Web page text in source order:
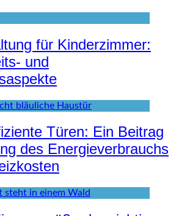
für Kinderzimmer:
und
Türen: Ein Beitrag
des Energieverbrauchs